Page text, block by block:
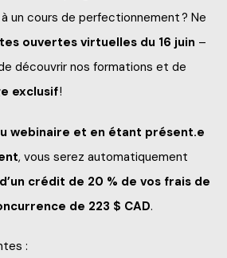
un cours de perfectionnement ? Ne
ouvertes virtuelles du 16 juin –
découvrir nos formations et de
exclusif!
webinaire et en étant présent.e
, vous serez automatiquement
crédit de 20 % de vos frais de
de 223 $ CAD.
: